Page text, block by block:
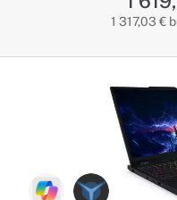
1 317,03 €